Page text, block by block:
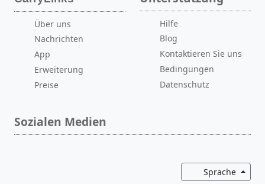
Über uns
Nachrichten
App
Erweiterung
Preise
Hilfe
Blog
Kontaktieren Sie uns
Bedingungen
Datenschutz
Sozialen Medien
Sprache